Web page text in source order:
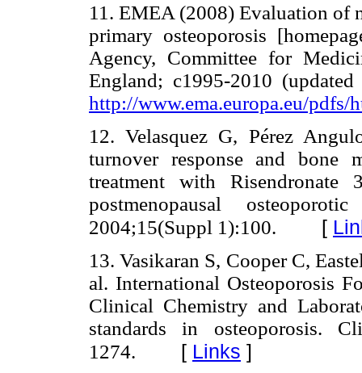
11. EMEA (2008) Evaluation of
primary osteoporosis
Agency, Committee for
England; c1995-2010
http://www.ema.europa.eu/pdfs/
12. Velasquez G, Pérez
turnover response and bone
treatment with
postmenopausal
2004;15(Suppl 1):100. [
13. Vasikaran S, Cooper C,
al. International Osteoporosis
Clinical Chemistry and
standards in osteoporosis.
1274. [ Links ]